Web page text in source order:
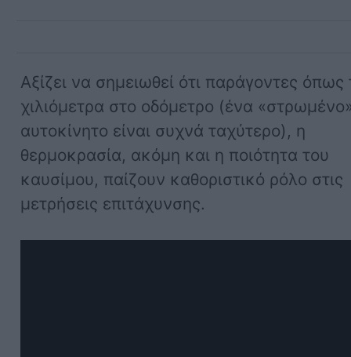
Αξίζει να σημειωθεί ότι παράγοντες όπως
χιλιόμετρα στο οδόμετρο (ένα
αυτοκίνητο είναι συχνά ταχύτερο), η
θερμοκρασία, ακόμη και η ποιότητα του
καυσίμου, παίζουν καθοριστικό ρόλο στις
μετρήσεις επιτάχυνσης.